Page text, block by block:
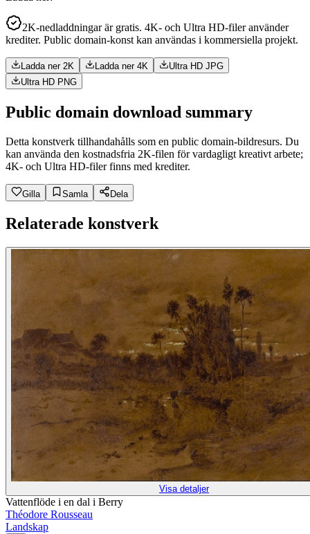
2K-nedladdningar är gratis. 4K- och Ultra HD-filer använder
krediter. Public domain-konst kan användas i kommersiella projekt.
Ladda ner 2K Ladda ner 4K
Ultra HD JPG
Ultra HD PNG
Public domain download summary
Detta konstverk tillhandahålls som en public domain-bildresurs. Du
kan använda den kostnadsfria 2K-filen för vardagligt kreativt arbete;
4K- och Ultra HD-filer finns med krediter.
Gilla Samla Dela
Relaterade konstverk
Visa detaljer
Vattenflöde i en dal i Berry
Théodore Rousseau
Landskap